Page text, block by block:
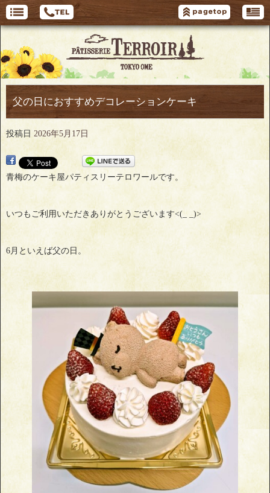
父の日におすすめデコレーションケーキ
投稿日 2026年5月17日
青梅のケーキ屋パティスリーテロワールです。
いつもご利用いただきありがとうございます<(_ _)>
6月といえば父の日。